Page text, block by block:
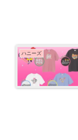
ハニーズ